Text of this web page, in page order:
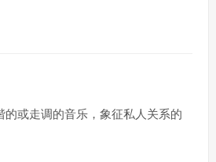
或走调的音乐，象征私人关系的